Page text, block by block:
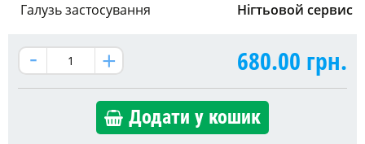
Галузь застосування
Нігтьовой сервис
680.00 грн.
Додати у кошик